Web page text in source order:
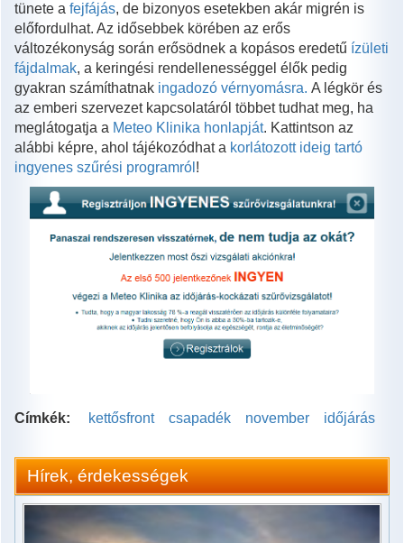
tünete a fejfájás, de bizonyos esetekben akár migrén is
előfordulhat. Az idősebbek körében az erős
változékonyság során erősödnek a kopásos eredetű ízületi
fájdalmak, a keringési rendellenességgel élők pedig
gyakran számíthatnak ingadozó vérnyomásra. A légkör és
az emberi szervezet kapcsolatáról többet tudhat meg, ha
meglátogatja a Meteo Klinika honlapját. Kattintson az
alábbi képre, ahol tájékozódhat a korlátozott ideig tartó
ingyenes szűrési programról !
Címkék: kettősfront csapadék november időjárás
Hírek, érdekességek